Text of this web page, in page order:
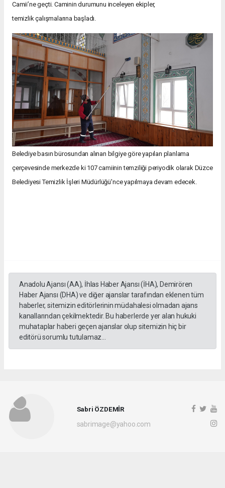
Camii’negeçti. Caminin durumunu inceleyen ekipler,
temizlikçalışmalarına başladı.
Belediye basın bürosundan alınan bilgiye göre yapılan planlama
çerçevesinde merkezde ki 107 camiinin temziliği periyodik olarak Düzce
Belediyesi Temizlik İşleri Müdürlüğü'nce yapılmaya devam edecek.
Anadolu Ajansı (AA), İhlas Haber Ajansı (İHA), Demirören
Haber Ajansı (DHA) ve diğer ajanslar tarafından eklenen tüm
haberler, sitemizin editörlerinin müdahalesi olmadan ajans
kanallarından çekilmektedir. Bu haberlerde yer alan hukuki
muhataplar haberi geçen ajanslar olup sitemizin hiç bir
editörü sorumlu tutulamaz...
Sabri ÖZDEMİR
sabrimage@yahoo.com